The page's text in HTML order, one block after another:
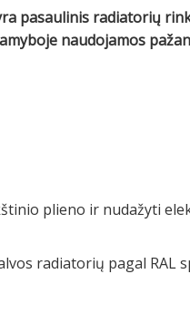
pasaulinis radiatorių
naudojamos
plieno ir nudažyti
radiatorių pagal RAL